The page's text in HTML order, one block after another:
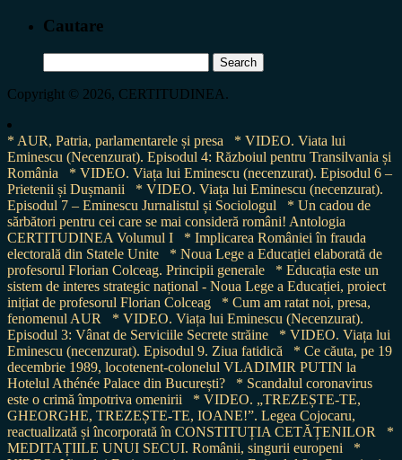
Cautare
for:
Copyright © 2026, CERTITUDINEA.
* AUR, Patria, parlamentarele și presa
* VIDEO. Viata lui
Eminescu (Necenzurat). Episodul 4: Războiul pentru Transilvania și
România
* VIDEO. Viața lui Eminescu (necenzurat). Episodul 6 –
Prietenii și Dușmanii
* VIDEO. Viața lui Eminescu (necenzurat).
Episodul 7 – Eminescu Jurnalistul și Sociologul
* Un cadou de
sărbători pentru cei care se mai consideră români! Antologia
CERTITUDINEA Volumul I
* Implicarea României în frauda
electorală din Statele Unite
* Noua Lege a Educației elaborată de
profesorul Florian Colceag. Principii generale
* Educația este un
sistem de interes strategic național - Noua Lege a Educației, proiect
inițiat de profesorul Florian Colceag
* Cum am ratat noi, presa,
fenomenul AUR
* VIDEO. Viața lui Eminescu (Necenzurat).
Episodul 3: Vânat de Serviciile Secrete străine
* VIDEO. Viața lui
Eminescu (necenzurat). Episodul 9. Ziua fatidică
* Ce căuta, pe 19
decembrie 1989, locotenent-colonelul VLADIMIR PUTIN la
Hotelul Athénée Palace din București?
* Scandalul coronavirus
este o crimă împotriva omenirii
* VIDEO. „TREZEȘTE-TE,
GHEORGHE, TREZEȘTE-TE, IOANE!”. Legea Cojocaru,
reactualizată și încorporată în CONSTITUȚIA CETĂȚENILOR
*
MEDITAȚIILE UNUI SECUI. Românii, singurii europeni
*